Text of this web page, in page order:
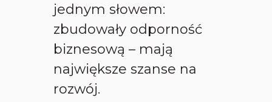
jednym słowem:
zbudowały odporność
biznesową – mają
największe szanse na
rozwój.